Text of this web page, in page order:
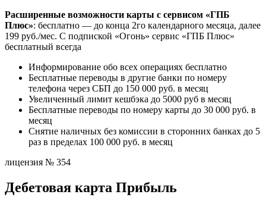
Расширенные возможности карты с сервисом «ГПБ
Плюс»: бесплатно — до конца 2го календарного месяца, далее
199 руб./мес. С подпиской «Огонь» сервис «ГПБ Плюс»
бесплатный всегда
Информирование обо всех операциях бесплатно
Бесплатные переводы в другие банки по номеру
телефона через СБП до 150 000 руб. в месяц
Увеличенный лимит кешбэка до 5000 руб в месяц
Бесплатные переводы по номеру карты до 30 000 руб. в
месяц
Снятие наличных без комиссии в сторонних банках до 5
раз в пределах 100 000 руб. в месяц
лицензия № 354
Дебетовая карта Прибыль